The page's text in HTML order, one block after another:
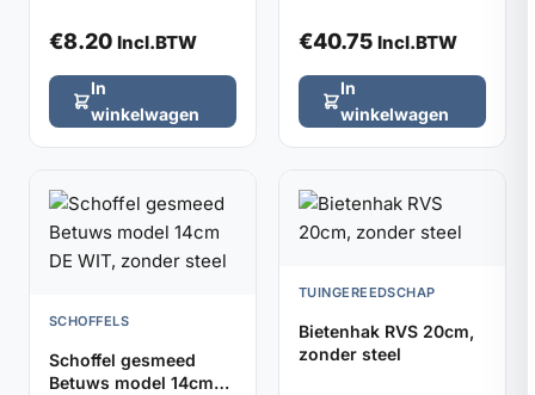
€8.20 Incl.BTW
In
winkelwagen
€40.75 Incl.BTW
In
winkelwagen
SCHOFFELS
Schoffel gesmeed
Betuws model 14cm
TUINGEREEDSCHAP
Bietenhak RVS 20cm,
zonder steel